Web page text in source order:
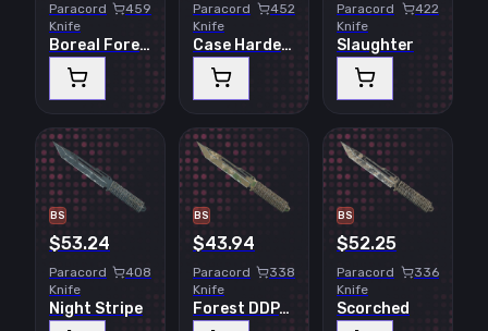
Paracord
Knife
459
Boreal Forest
Paracord
Knife
452
Case Hardened
Paracord
Knife
422
Slaughter
BS
$53.24
Paracord
Knife
408
Night Stripe
BS
$43.94
Paracord
Knife
338
Forest DDPAT
BS
$52.25
Paracord
Knife
336
Scorched